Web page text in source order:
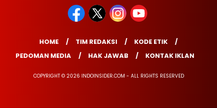
HOME TIM REDAKSI
KODE ETIK
PEDOMAN MEDIA
HAK JAWAB KONTAK IKLAN
COPYRIGHT © 2026 INDOINSIDER.COM - ALL RIGHTS RESERVED